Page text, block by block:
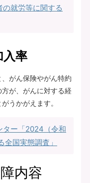
就労等に関する
入率
がん保険やがん特約
が、がんに対する経
うかがえます。
ター「2024（令和
国実態調査」
内容